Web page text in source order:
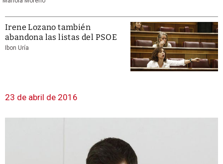
Irene Lozano también
abandona las listas del PSOE
Ibon Uría
23 de abril de 2016